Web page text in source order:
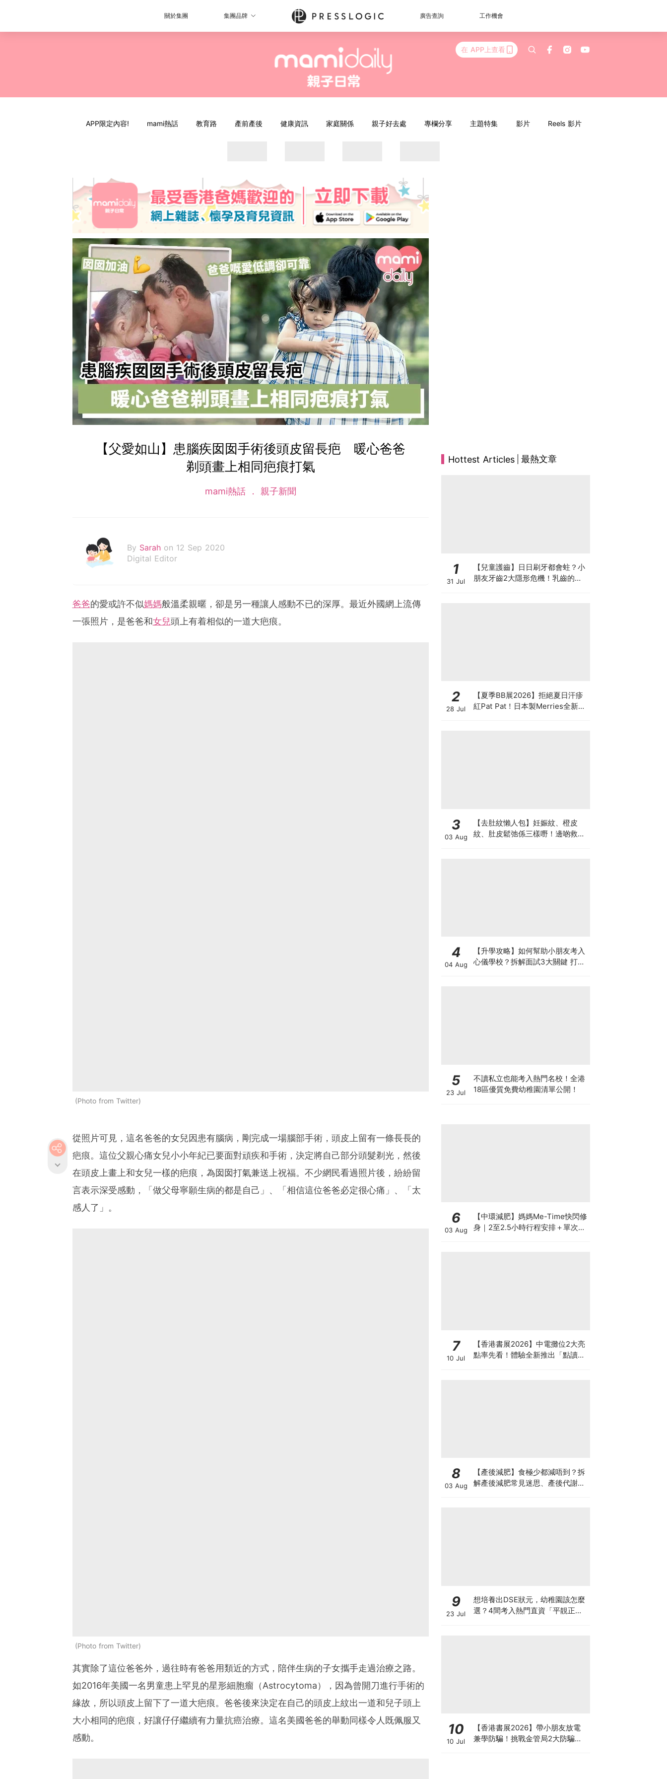
關於集團 集團品牌 廣告查詢 工作機會
在 APP上查看
APP限定內容! mami熱話 教育路 產前產後 健康資訊 家庭關係 親子好去處 專欄分享 主題特集 影片 Reels 影片
【父愛如山】患腦疾囡囡手術後頭皮留長疤 暖心爸爸
剃頭畫上相同疤痕打氣
mami熱話 親子新聞
By Sarah on 12 Sep 2020
Digital Editor
爸爸的愛或許不似媽媽般溫柔親暱，卻是另一種讓人感動不已的深厚。最近外國網上流傳
一張照片，是爸爸和女兒頭上有着相似的一道大疤痕。
Photo from Twitter
從照片可見，這名爸爸的女兒因患有腦病，剛完成一場腦部手術，頭皮上留有一條長長的
疤痕。這位父親心痛女兒小小年紀已要面對頑疾和手術，決定將自己部分頭髮剃光，然後
在頭皮上畫上和女兒一樣的疤痕，為囡囡打氣兼送上祝福。 不少網民看過照片後，紛紛留
言表示深受感動，「做父母寧願生病的都是自己」、「相信這位爸爸必定很心痛」、「太
感人了」。
Photo from Twitter
其實除了這位爸爸外，過往時有爸爸用類近的方式，陪伴生病的子女攜手走過治療之路。
如2016年美國一名男童患上罕見的星形細胞瘤（Astrocytoma），因為曾開刀進行手術的
緣故，所以頭皮上留下了一道大疤痕。 爸爸後來決定在自己的頭皮上紋出一道和兒子頭上
大小相同的疤痕，好讓仔仔繼續有力量抗癌治療。這名美國爸爸的舉動同樣令人既佩服又
感動。
Hottest Articles 最熱文章
1
31 Jul
【兒童護齒】日日刷牙都會蛀？小
朋友牙齒2大隱形危機！乳齒的琺
2
28 Jul
【夏季BB展2026】拒絕夏日汗疹
紅Pat Pat！日本製Merries全新超
3
03 Aug
【去肚紋懶人包】妊娠紋、橙皮
紋、肚皮鬆弛係三樣嘢！邊啲救得
4
04 Aug
【升學攻略】如何幫助小朋友考入
心儀學校？拆解面試3大關鍵 打好
5
23 Jul
不讀私立也能考入熱門名校！全港
18區優質免費幼稚園清單公開！
6
03 Aug
【中環減肥】媽媽Me-Time快閃修
身｜2至2.5小時行程安排＋單次收
7
10 Jul
【香港書展2026】中電攤位2大亮
點率先看！體驗全新推出「點讀故
8
03 Aug
【產後減肥】食極少都減唔到？拆
解產後減肥常見迷思、產後代謝、
9
23 Jul
想培養出DSE狀元，幼稚園該怎麼
選？4間考入熱門直資「平靚正」
10
10 Jul
【香港書展2026】帶小朋友放電
兼學防騙！挑戰金管局2大防騙遊